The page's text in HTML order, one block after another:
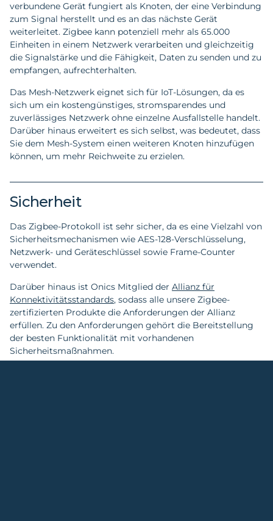
verbundene Gerät fungiert als Knoten, der eine Verbindung
zum Signal herstellt und es an das nächste Gerät
weiterleitet. Zigbee kann potenziell mehr als 65.000
Einheiten in einem Netzwerk verarbeiten und gleichzeitig
die Signalstärke und die Fähigkeit, Daten zu senden und zu
empfangen, aufrechterhalten.
Das Mesh-Netzwerk eignet sich für IoT-Lösungen, da es
sich um ein kostengünstiges, stromsparendes und
zuverlässiges Netzwerk ohne einzelne Ausfallstelle handelt.
Darüber hinaus erweitert es sich selbst, was bedeutet, dass
Sie dem Mesh-System einen weiteren Knoten hinzufügen
können, um mehr Reichweite zu erzielen.
Sicherheit
Das Zigbee-Protokoll ist sehr sicher, da es eine Vielzahl von
Sicherheitsmechanismen wie AES-128-Verschlüsselung,
Netzwerk- und Geräteschlüssel sowie Frame-Counter
verwendet.
Darüber hinaus ist Onics Mitglied der Allianz für
Konnektivitätsstandards, sodass alle unsere Zigbee-
zertifizierten Produkte die Anforderungen der Allianz
erfüllen. Zu den Anforderungen gehört die Bereitstellung
der besten Funktionalität mit vorhandenen
Sicherheitsmaßnahmen.